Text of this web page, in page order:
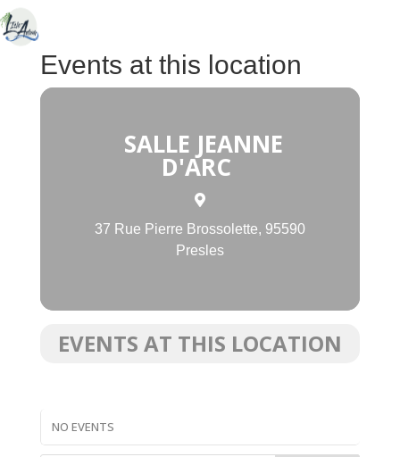
Events at this location
SALLE JEANNE
D'ARC
37 Rue Pierre Brossolette, 95590
Presles
EVENTS AT THIS LOCATION
NO EVENTS